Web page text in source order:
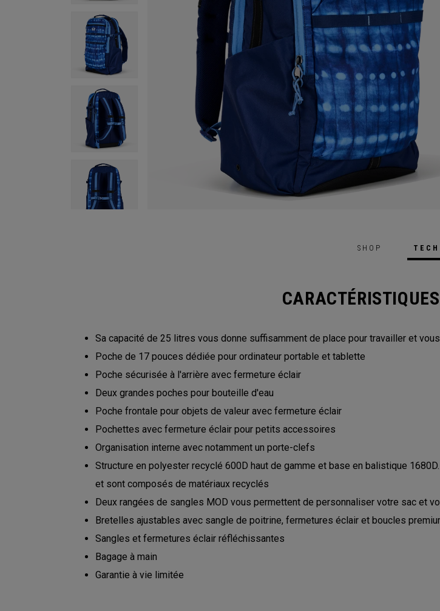
SHOP TECH
Sa capacité de 25 litres vous donne suffisamment de place pour travailler et
Poche de 17 pouces dédiée pour ordinateur portable et tablette
Poche sécurisée à l'arrière avec fermeture éclair
Deux grandes poches pour bouteille d'eau
Poche frontale pour objets de valeur avec fermeture éclair
Pochettes avec fermeture éclair pour petits accessoires
Organisation interne avec notamment un porte-clefs
Structure en polyester recyclé 600D haut de gamme et base en balistique
et sont composés de matériaux recyclés
Deux rangées de sangles MOD vous permettent de personnaliser votre sac et
Bretelles ajustables avec sangle de poitrine, fermetures éclair et boucles
Sangles et fermetures éclair réfléchissantes
Bagage à main
Garantie à vie limitée